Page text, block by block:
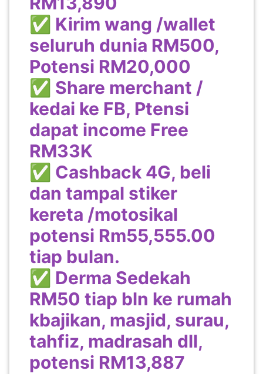
✅ Kirim wang /wallet
seluruh dunia RM500,
Potensi RM20,000
✅ Share merchant /
kedai ke FB, Ptensi
dapat income Free
RM33K
✅ Cashback 4G, beli
dan tampal stiker
kereta /motosikal
potensi Rm55,555.00
tiap bulan.
✅ Derma Sedekah
RM50 tiap bln ke rumah
kbajikan, masjid, surau,
tahfiz, madrasah dll,
potensi RM13,887
LABUAN(2)
MALAYSIA(82)
INDONESIA(1)
SINGAPORE(0)
BRUNEI(0)